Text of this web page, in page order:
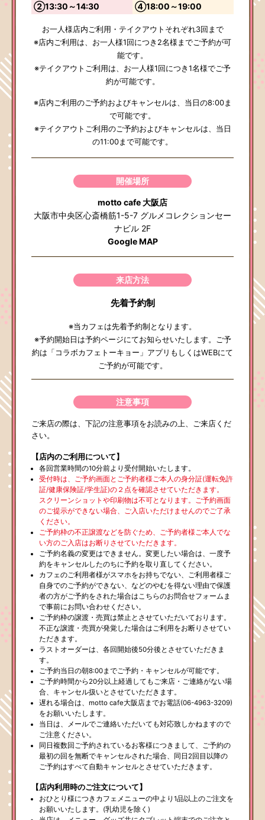
②13:30～14:30
④18:00～19:00
お一人様店内ご利用・テイクアウトそれぞれ3回まで
※店内ご利用は、お一人様1回につき2名様までご予約が可
能です。
※テイクアウトご利用は、お一人様1回につき1名様でご予
約が可能です。
※店内ご利用のご予約およびキャンセルは、当日の8:00ま
で可能です。
※テイクアウトご利用のご予約およびキャンセルは、当日
の11:00まで可能です。
開催場所
motto cafe 大阪店
大阪市中央区心斎橋筋1-5-7 グルメコレクションセー
ナビル 2F
Google MAP
来店方法
先着予約制
※当カフェは先着予約制となります。
※予約開始日は予約ページにてお知らせいたします。ご予
約は「コラボカフェトーキョー」アプリもしくはWEBにて
ご予約が可能です。
注意事項
ご来店の際は、下記の注意事項をお読みの上、ご来店くだ
さい。
【店内のご利用について】
各回営業時間の10分前より受付開始いたします。
受付時は、ご予約画面とご予約者様ご本人の身分証(運転免許
証/健康保険証/学生証)の２点を確認させていただきます。
スクリーンショットや印刷物は不可となります。ご予約画面
のご提示ができない場合、ご入店いただけませんのでご了承
ください。
ご予約枠の不正譲渡などを防ぐため、ご予約者様ご本人でな
い方のご入店はお断りさせていただきます。
ご予約名義の変更はできません。変更したい場合は、一度予
約をキャンセルしたのちに予約を取り直してください。
カフェのご利用者様がスマホをお持ちでない、ご利用者様ご
自身でのご予約ができない、などのやむを得ない理由で保護
者の方がご予約をされた場合はこちらのお問合せフォームま
で事前にお問い合わせください。
ご予約枠の譲渡・売買は禁止とさせていただいております。
不正な譲渡・売買が発覚した場合はご利用をお断りさせてい
ただきます。
ラストオーダーは、各回開始後50分後とさせていただきま
す。
ご予約当日の朝8:00までご予約・キャンセルが可能です。
ご予約時間から20分以上経過してもご来店・ご連絡がない場
合、キャンセル扱いとさせていただきます。
遅れる場合は、motto cafe大阪店までお電話(06-4963-3209)
をお願いいたします。
当日は、メールでご連絡いただいても対応致しかねますので
ご注意ください。
同日複数回ご予約されているお客様につきまして、ご予約の
最初の回を無断でキャンセルされた場合、同日2回目以降の
ご予約はすべて自動キャンセルとさせていただきます。
【店内利用時のご注文について】
おひとり様につきカフェメニューの中より1品以上のご注文を
お願いいたします。(乳幼児を除く)